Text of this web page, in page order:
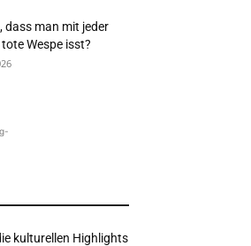
dass man mit jeder
tote Wespe isst?
kulturellen Highlights